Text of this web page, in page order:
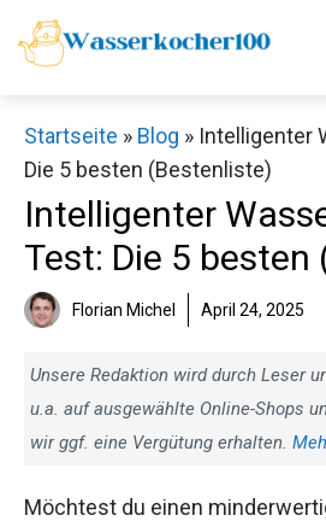
Zum
Inhalt
Startseite » Blog » Intelligenter
Die 5 besten (Bestenliste)
Intelligenter
Test: Die 5 besten
Florian Michel April 24, 2025
Unsere Redaktion wird durch Leser
u.a. auf ausgewählte Online-Shops
wir ggf. eine Vergütung erhalten.
Möchtest du einen